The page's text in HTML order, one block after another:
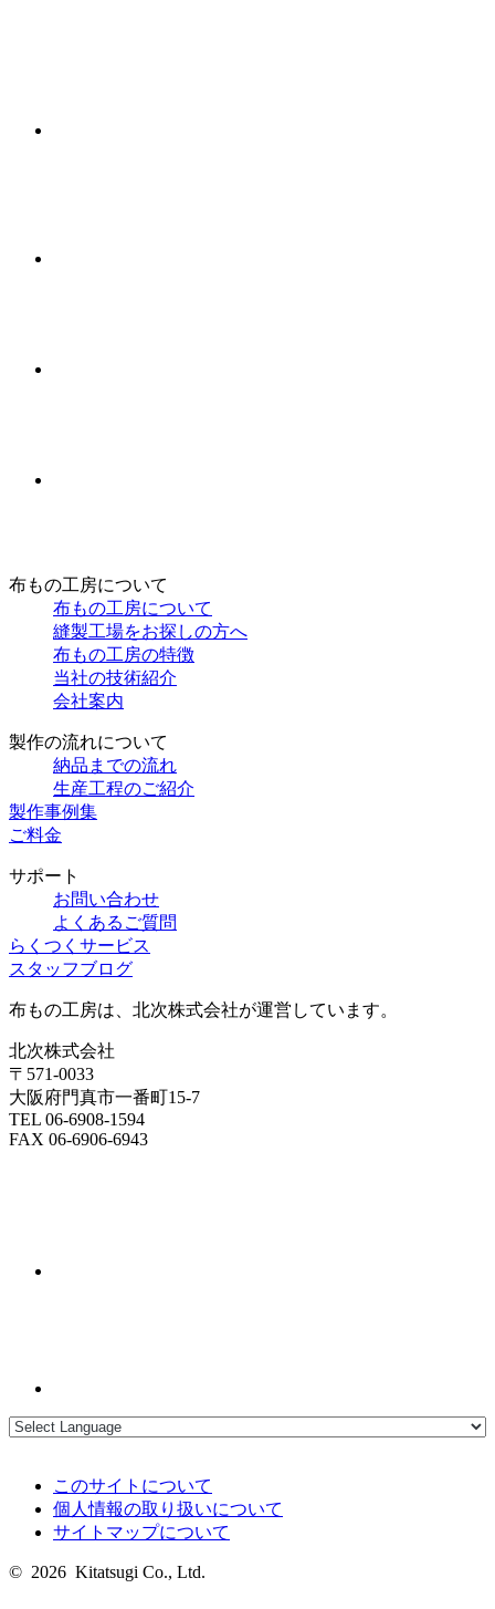
布もの工房について
布もの工房について
縫製工場をお探しの方へ
布もの工房の特徴
当社の技術紹介
会社案内
製作の流れについて
納品までの流れ
生産工程のご紹介
製作事例集
ご料金
サポート
お問い合わせ
よくあるご質問
らくつくサービス
スタッフブログ
布もの工房は、北次株式会社が運営しています。
北次株式会社
〒571-0033
大阪府門真市一番町15-7
TEL 06-6908-1594
FAX 06-6906-6943
このサイトについて
個人情報の取り扱いについて
サイトマップについて
© 2026 Kitatsugi Co., Ltd.